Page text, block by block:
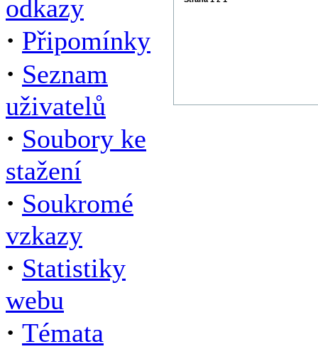
odkazy
· Připomínky
· Seznam
uživatelů
· Soubory ke
stažení
· Soukromé
vzkazy
· Statistiky
webu
· Témata